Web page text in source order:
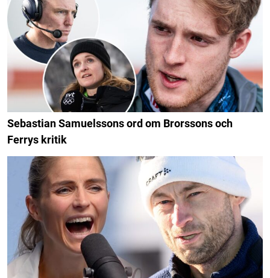
Sebastian Samuelssons ord om Brorssons och
Ferrys kritik